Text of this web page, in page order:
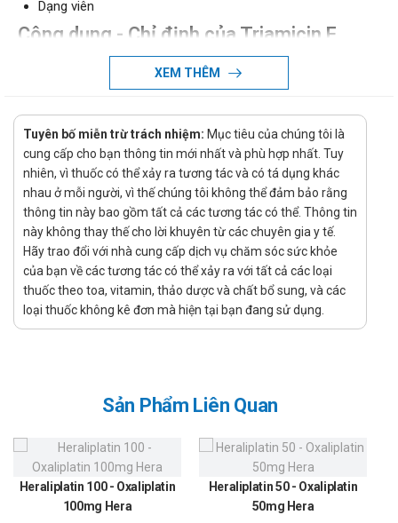
Dạng viên
Công dụng - Chỉ định của Triamicin F
Thuốc điều trị cảm lạnh, viêm nhiễm đường hô hấp
Chỉ định:
Thuốc Triamicin F là thuốc được chỉ định để điều trị
các chứng của cảm lạnh, cảm cúm hoặc viêm nhiễm
đường hô hấp trên như: Sốt, đau đầu đau mình, hắt hơi,
sổ mũi, nghạt mũi, sung huyết mũi. Điều trị đau đầu kết
hợp viêm xoang.
Hướng dẫn sử dụng Triamicin F
Cách dùng:
Được sử dụng để dùng để uống
Chống chỉ định của Triamicin F
Không dùng cho người mẫn cảm với bất cứ thành phần
nào của sản phẩm
Lưu ý khi sử dụng Triamicin F
XEM THÊM
Tuyên bố miễn trừ trách nhiệm: Mục tiêu của chúng tôi là
cung cấp cho bạn thông tin mới nhất và phù hợp nhất. Tuy
nhiên, vì thuốc có thể xảy ra tương tác và có tá dụng khác
nhau ở mỗi người, vì thế chúng tôi không thể đảm bảo rằng
thông tin này bao gồm tất cả các tương tác có thể. Thông tin
này không thay thế cho lời khuyên từ các chuyên gia y tế.
Hãy trao đổi với nhà cung cấp dịch vụ chăm sóc sức khỏe
của bạn về các tương tác có thể xảy ra với tất cả các loại
thuốc theo toa, vitamin, thảo dược và chất bổ sung, và các
loại thuốc không kê đơn mà hiện tại bạn đang sử dụng.
Sản Phẩm Liên Quan
Heraliplatin 100 - Oxaliplatin
100mg Hera
Heraliplatin 50 - Oxaliplatin
50mg Hera